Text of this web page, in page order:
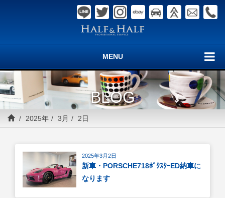
MENU
BLOG
2025年 3月 2日
2025年3月2日
新車・PORSCHE718ﾎﾞｸｽﾀｰED納車に
なります